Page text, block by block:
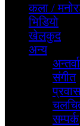
कला /
भिडियाे
खेलकुद
अन्य
स‌ंगीत
प्रवास
सम्पर्क